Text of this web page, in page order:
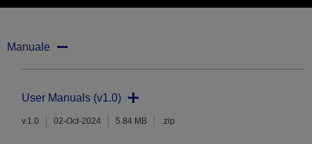
Manuale
User Manuals (v1.0)
v.1.0 02-Oct-2024 5.84 MB .zip